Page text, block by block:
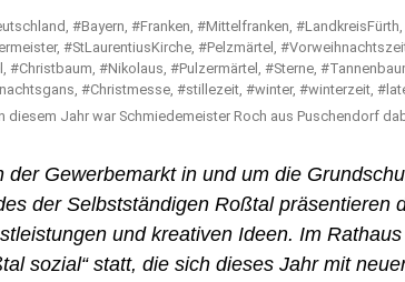
diesem Jahr war Schmiedemeister Roch aus Puschendorf
der Gewerbemarkt in und um die
der Selbstständigen Roßtal präsentieren
und kreativen Ideen. Im
sozial“ statt, die sich dieses Jahr mit